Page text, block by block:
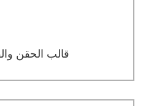
قالب الحقن